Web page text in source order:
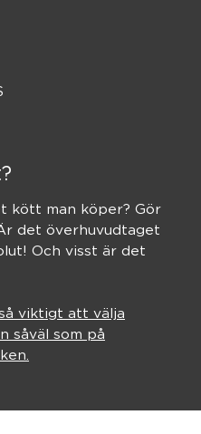
kött man köper? Gör
det överhuvudtaget
Och visst är det
viktigt att välja
såväl som på